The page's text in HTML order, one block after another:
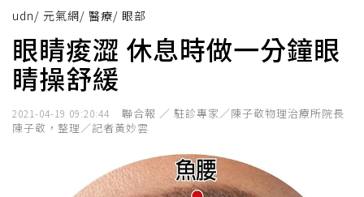
udn/ 元氣網/ 醫療/ 眼部
眼睛痠澀 休息時做一分鐘眼
睛操舒緩
2021-04-19 09:20:44
聯合報 ／ 駐診專家／陳子敬物理治療所院長
陳子敬，整理／記者黃妙雲